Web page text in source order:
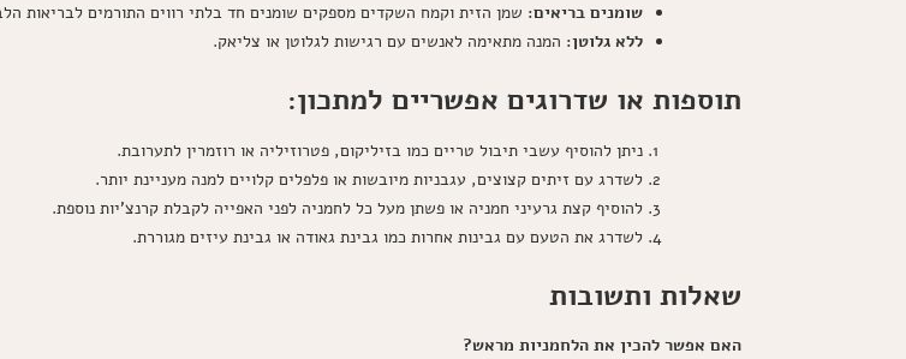
שומנים בריאים: שמן הזית וקמח השקדים מספקים שומנים חד בלתי רווים התורמים לבריאות
ללא גלוטן: המנה מתאימה לאנשים עם רגישות לגלוטן או צליאק.
תוספות או שדרוגים אפשריים למתכון:
ניתן להוסיף עשבי תיבול טריים כמו בזיליקום, פטרוזיליה או רוזמרין לתערובת.
לשדרג עם זיתים קצוצים, עגבניות מיובשות או פלפלים קלויים למנה מעניינת יותר.
להוסיף קצת גרעיני חמניה או פשתן מעל כל לחמניה לפני האפייה לקבלת קרנצ'יות נוספת.
לשדרג את הטעם עם גבינות אחרות כמו גבינת גאודה או גבינת עיזים מגוררת.
שאלות ותשובות
האם אפשר להכין את הלחמניות מראש?